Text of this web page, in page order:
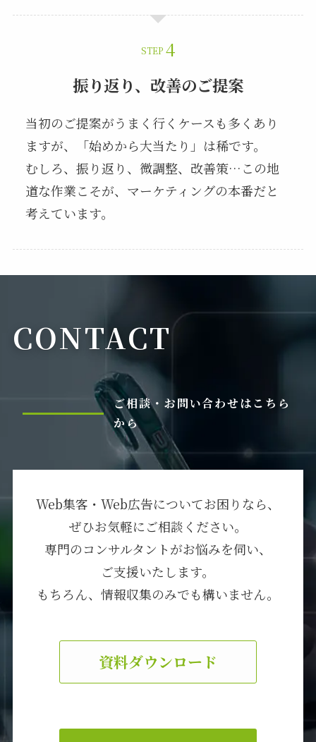
STEP
振り返り、改善のご提案
当初のご提案がうまく行くケースも多くあり
ますが、「始めから大当たり」は稀です。
むしろ、振り返り、微調整、改善策…この地
道な作業こそが、マーケティングの本番だと
考えています。
CONTACT
ご相談・お問い合わせはこちら
から
Web集客・Web広告についてお困りなら、
ぜひお気軽にご相談ください。
専門のコンサルタントがお悩みを伺い、
ご支援いたします。
もちろん、情報収集のみでも構いません。
資料ダウンロード